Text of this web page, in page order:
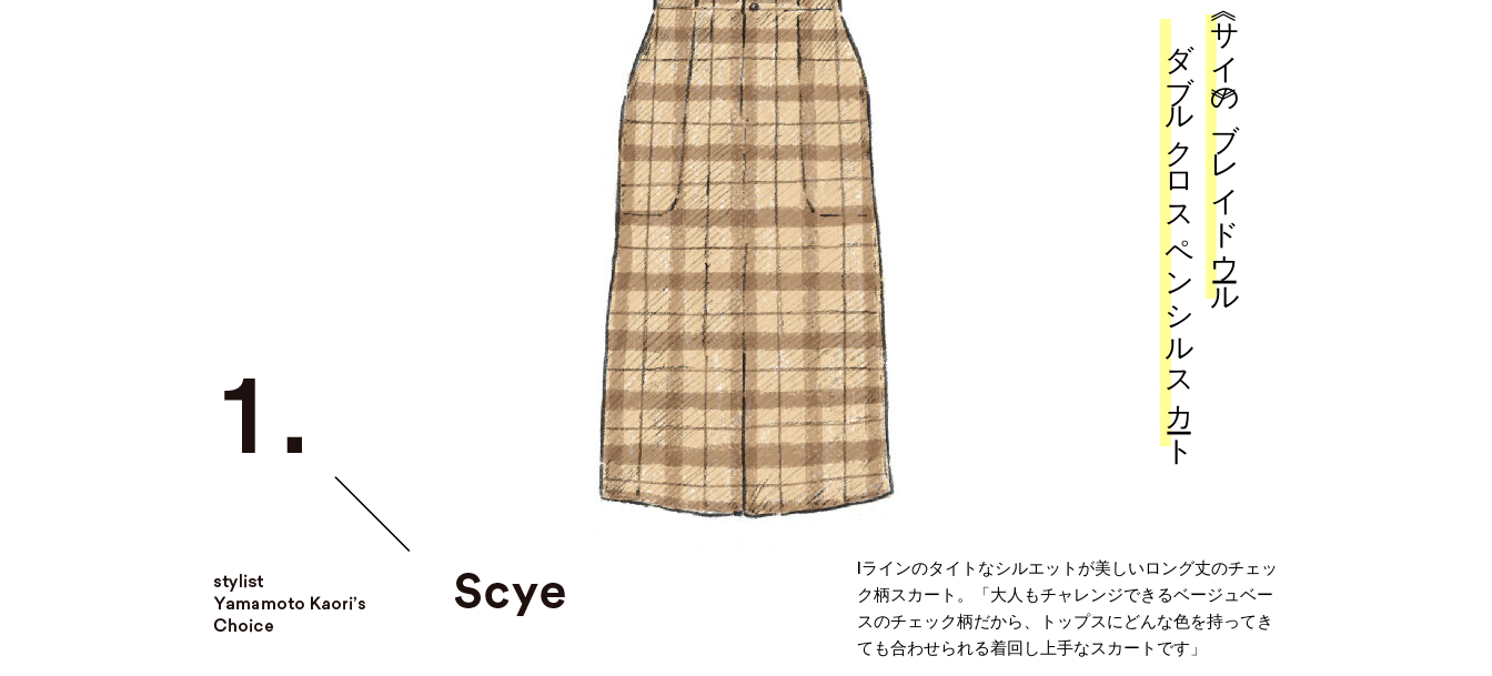
《サイ》のブレイドウール
ダブルクロスペンシルスカート
Iラインのタイトなシルエットが美しいロング丈のチェッ
ク柄スカート。「大人もチャレンジできるベージュベー
スのチェック柄だから、トップスにどんな色を持ってき
ても合わせられる着回し上手なスカートです」